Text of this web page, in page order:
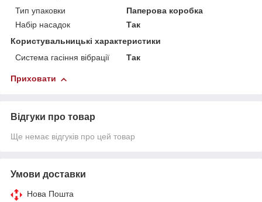
Тип упаковки
Паперова коробка
Набір насадок
Так
Користувальницькі характеристики
Система гасіння вібрації
Так
Приховати
Відгуки про товар
Ще немає відгуків про цей товар
Умови доставки
Нова Пошта